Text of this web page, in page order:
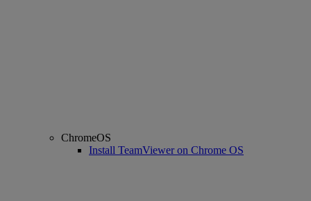
ChromeOS
Install TeamViewer on Chrome OS